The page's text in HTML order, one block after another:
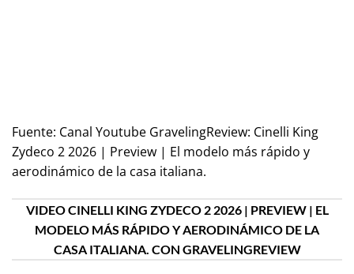
Fuente: Canal Youtube GravelingReview: Cinelli King
Zydeco 2 2026 | Preview | El modelo más rápido y
aerodinámico de la casa italiana.
VIDEO CINELLI KING ZYDECO 2 2026 | PREVIEW | EL
MODELO MÁS RÁPIDO Y AERODINÁMICO DE LA
CASA ITALIANA. CON GRAVELINGREVIEW